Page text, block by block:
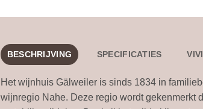
BESCHRIJVING SPECIFICATIES
Het wijnhuis Gälweiler is sinds 1834 in
wijnregio Nahe. Deze regio wordt gekenmerkt